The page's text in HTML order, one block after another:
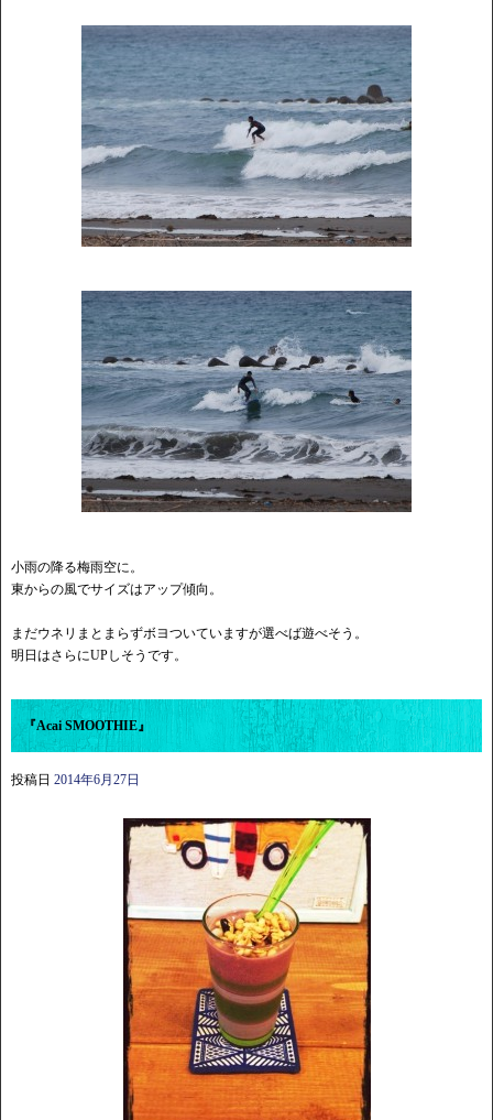
小雨の降る梅雨空に。
東からの風でサイズはアップ傾向。
まだウネリまとまらずボヨついていますが選べば遊べそう。
明日はさらにUPしそうです。
『Acai SMOOTHIE』
投稿日 2014年6月27日